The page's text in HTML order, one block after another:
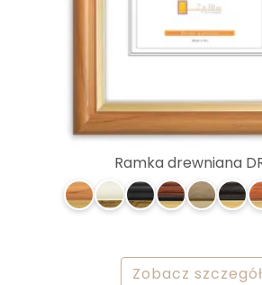
Ramka drewniana
Zobacz